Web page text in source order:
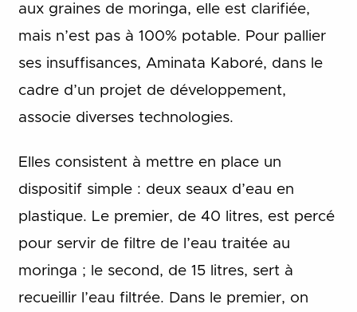
aux graines de moringa, elle est clarifiée,
mais n’est pas à 100% potable. Pour pallier
ses insuffisances, Aminata Kaboré, dans le
cadre d’un projet de développement,
associe diverses technologies.
Elles consistent à mettre en place un
dispositif simple : deux seaux d’eau en
plastique. Le premier, de 40 litres, est percé
pour servir de filtre de l’eau traitée au
moringa ; le second, de 15 litres, sert à
recueillir l’eau filtrée. Dans le premier, on